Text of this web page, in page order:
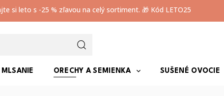
ORECHY A SEMIENKA SUŠENÉ OVOCIE
si leto s -25 % zľavou na celý sortiment. 🎁 Kód LETO25